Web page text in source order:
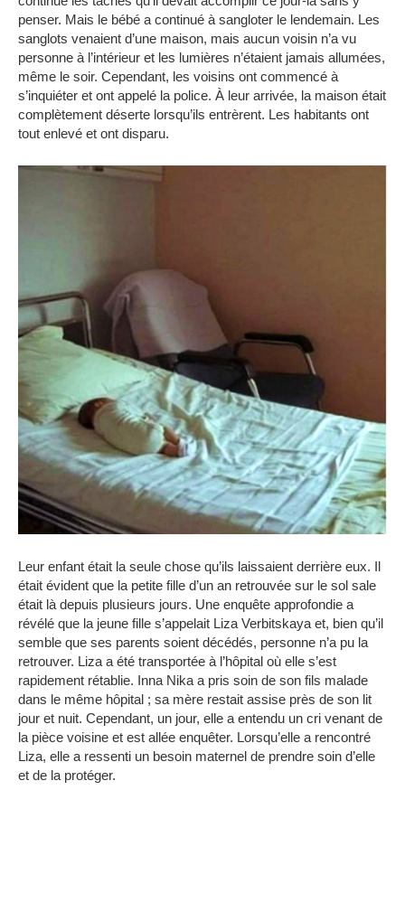
penser. Mais le bébé a continué à sangloter le lendemain. Les
sanglots venaient d’une maison, mais aucun voisin n’a vu
personne à l’intérieur et les lumières n’étaient jamais allumées,
même le soir. Cependant, les voisins ont commencé à
s’inquiéter et ont appelé la police. À leur arrivée, la maison était
complètement déserte lorsqu’ils entrèrent. Les habitants ont
tout enlevé et ont disparu.
Leur enfant était la seule chose qu’ils laissaient derrière eux. Il
était évident que la petite fille d’un an retrouvée sur le sol sale
était là depuis plusieurs jours. Une enquête approfondie a
révélé que la jeune fille s’appelait Liza Verbitskaya et, bien qu’il
semble que ses parents soient décédés, personne n’a pu la
retrouver. Liza a été transportée à l’hôpital où elle s’est
rapidement rétablie. Inna Nika a pris soin de son fils malade
dans le même hôpital ; sa mère restait assise près de son lit
jour et nuit. Cependant, un jour, elle a entendu un cri venant de
la pièce voisine et est allée enquêter. Lorsqu’elle a rencontré
Liza, elle a ressenti un besoin maternel de prendre soin d’elle
et de la protéger.